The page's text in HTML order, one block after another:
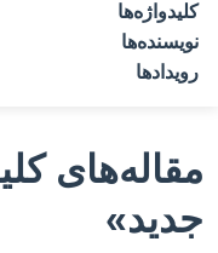
کلیدواژه‌ها
نویسنده‌ها
رویدادها
مقاله‌های
جدید»